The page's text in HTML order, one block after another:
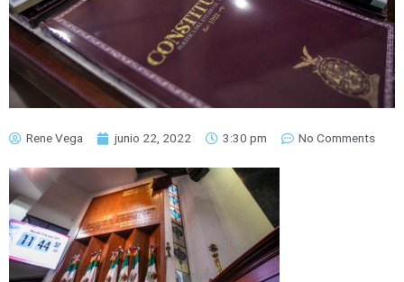
Rene Vega junio 22, 2022 3:30 pm No Comments